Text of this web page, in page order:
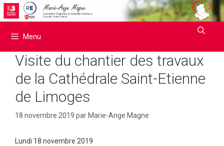
Aller
au
Menu
Visite du chantier des travaux
de la Cathédrale Saint-Etienne
de Limoges
18 novembre 2019 par Marie-Ange Magne
Lundi 18 novembre 2019